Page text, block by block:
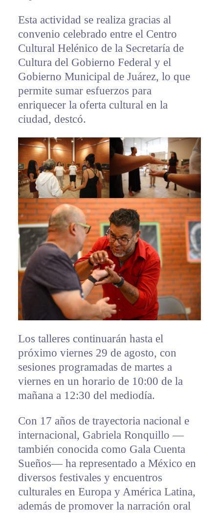
Esta actividad se realiza gracias al
convenio celebrado entre el Centro
Cultural Helénico de la Secretaría de
Cultura del Gobierno Federal y el
Gobierno Municipal de Juárez, lo que
permite sumar esfuerzos para
enriquecer la oferta cultural en la
ciudad, destcó.
Los talleres continuarán hasta el
próximo viernes 29 de agosto, con
sesiones programadas de martes a
viernes en un horario de 10:00 de la
mañana a 12:30 del mediodía.
Con 17 años de trayectoria nacional e
internacional, Gabriela Ronquillo —
también conocida como Gala Cuenta
Sueños— ha representado a México en
diversos festivales y encuentros
culturales en Europa y América Latina,
además de promover la narración oral